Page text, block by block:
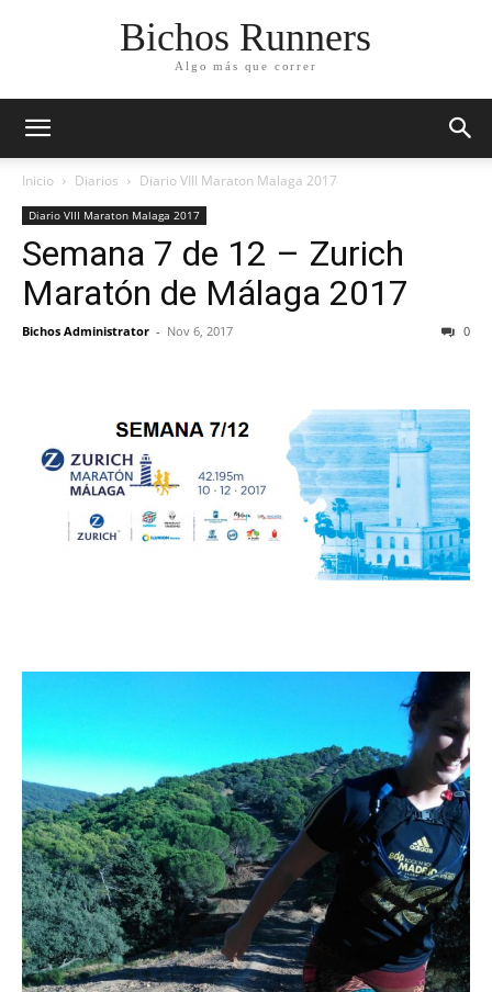
Bichos Runners
Algo más que correr
Inicio Diarios Diario VIII Maraton Malaga 2017
Diario VIII Maraton Malaga 2017
Semana 7 de 12 – Zurich
Maratón de Málaga 2017
Bichos Administrator - Nov 6, 2017 0